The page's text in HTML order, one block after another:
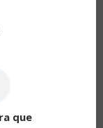
que